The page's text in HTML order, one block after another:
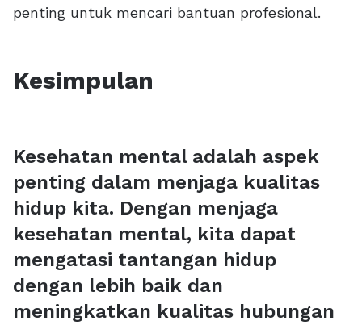
penting untuk mencari bantuan profesional.
Kesimpulan
Kesehatan mental adalah aspek
penting dalam menjaga kualitas
hidup kita. Dengan menjaga
kesehatan mental, kita dapat
mengatasi tantangan hidup
dengan lebih baik dan
meningkatkan kualitas hubungan